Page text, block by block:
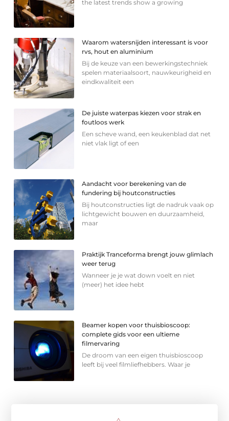
the latest trends show a growing
Waarom watersnijden interessant is voor
rvs, hout en aluminium
Bij de keuze van een bewerkingstechniek
spelen materiaalsoort, nauwkeurigheid en
eindkwaliteit een
De juiste waterpas kiezen voor strak en
foutloos werk
Een scheve wand, een keukenblad dat net
niet vlak ligt of een
Aandacht voor berekening van de
fundering bij houtconstructies
Bij houtconstructies ligt de nadruk vaak op
lichtgewicht bouwen en duurzaamheid,
maar
Praktijk Tranceforma brengt jouw glimlach
weer terug
Wanneer je je wat down voelt en niet
(meer) het idee hebt
Beamer kopen voor thuisbioscoop:
complete gids voor een ultieme
filmervaring
De droom van een eigen thuisbioscoop
leeft bij veel filmliefhebbers. Waar je